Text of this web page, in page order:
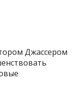
Джассером